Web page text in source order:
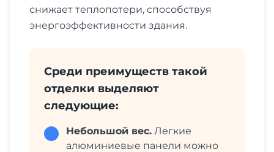
снижает теплопотери, способствуя
энергоэффективности здания.
Среди преимуществ такой
отделки выделяют
следующие:
Небольшой вес. Легкие
алюминиевые панели можно